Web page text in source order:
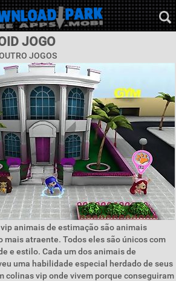
JOGO
JOGOS
animais de estimação são animais
mais atraente. Todos eles são únicos com
e estilo. Cada um dos animais de
uma habilidade especial herdado de seus
colinas vip onde vivem porque conseguiram